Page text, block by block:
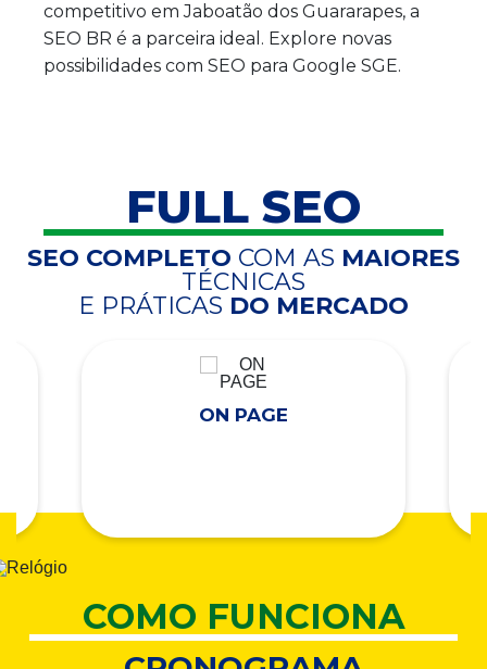
competitivo em Jaboatão dos Guararapes, a
SEO BR é a parceira ideal. Explore novas
possibilidades com SEO para Google SGE.
FULL SEO
SEO COMPLETO COM AS MAIORES
TÉCNICAS
E PRÁTICAS DO MERCADO
ON PAGE
COMO FUNCIONA